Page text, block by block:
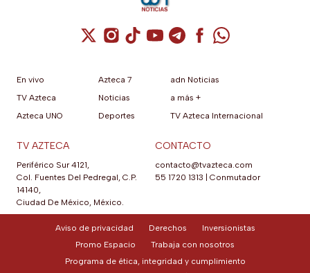
Cuenta de X / Twitter (se abre en una
Cuenta de Instagram (se abre en una
Cuenta de TikTok (se abre en
Cuenta de YouTube (se abre
Cuenta de Telegram (se
Cuenta de
Cuenta de
En vivo
TV Azteca
Azteca UNO
Azteca 7
Noticias
Deportes
adn Noticias
a más +
TV Azteca Internacional
TV AZTECA
Periférico Sur 4121,
Col. Fuentes Del Pedregal, C.P.
14140,
Ciudad De México, México.
CONTACTO
contacto@tvazteca.com
55 1720 1313
Conmutador
Aviso de privacidad Derechos
Inversionistas
Promo Espacio
Trabaja con nosotros
Programa de ética, integridad y cumplimiento